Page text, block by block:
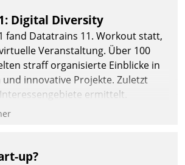
-
Digital Diversity
fand Datatrains 11. Workout statt,
Veranstaltung. Über 100
straff organisierte Einblicke in
innovative Projekte. Zuletzt
ermittelt.
up?